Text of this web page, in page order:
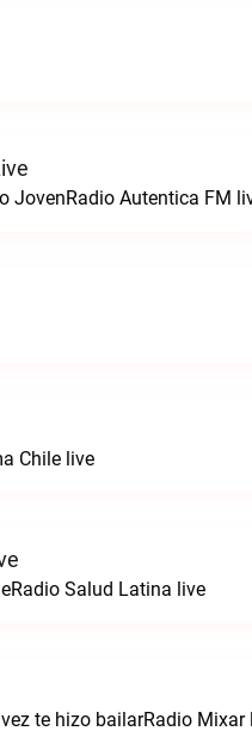
JovenRadio Autentica FM
Chile live
Salud Latina live
te hizo bailarRadio Mixar